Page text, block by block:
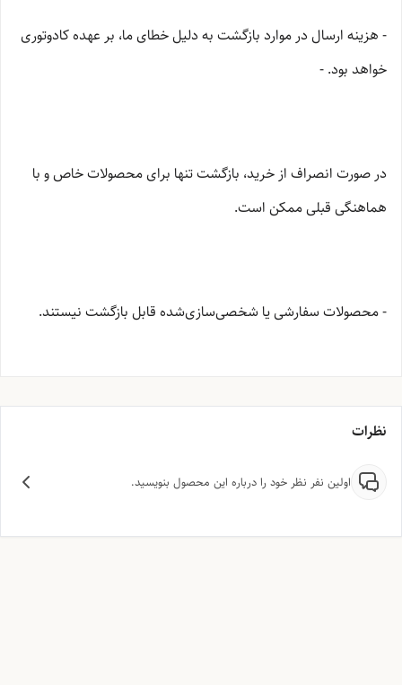
- هزینه ارسال در موارد بازگشت به دلیل خطای ما، بر عهده کادوتوری
خواهد بود. -
در صورت انصراف از خرید، بازگشت تنها برای محصولات خاص و با
هماهنگی قبلی ممکن است.
- محصولات سفارشی یا شخصی‌سازی‌شده قابل بازگشت نیستند.
نظرات
اولین نفر نظر خود را درباره این محصول بنویسید.